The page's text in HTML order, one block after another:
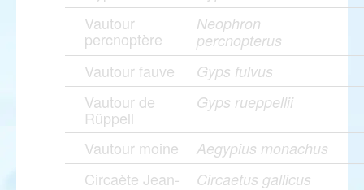
Vautour
percnoptère
Neophron
percnopterus
Vautour fauve Gyps fulvus
Vautour de
Rüppell
Gyps rueppellii
Vautour moine Aegypius monachus
Circaète Jean- Circaetus gallicus